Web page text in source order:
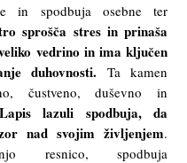
in spodbuja osebne ter
sprošča stres in prinaša
vedrino in ima ključen
duhovnosti. Ta kamen
čustveno, duševno in
Lapis lazuli spodbuja, da
nad svojim življenjem.
resnico, spodbuja